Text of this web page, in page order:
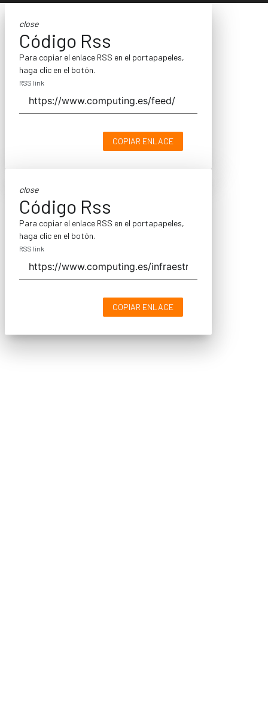
close
Código Rss
Para copiar el enlace RSS en el portapapeles,
haga clic en el botón.
RSS link
COPIAR ENLACE
close
Código Rss
Para copiar el enlace RSS en el portapapeles,
haga clic en el botón.
RSS link
COPIAR ENLACE